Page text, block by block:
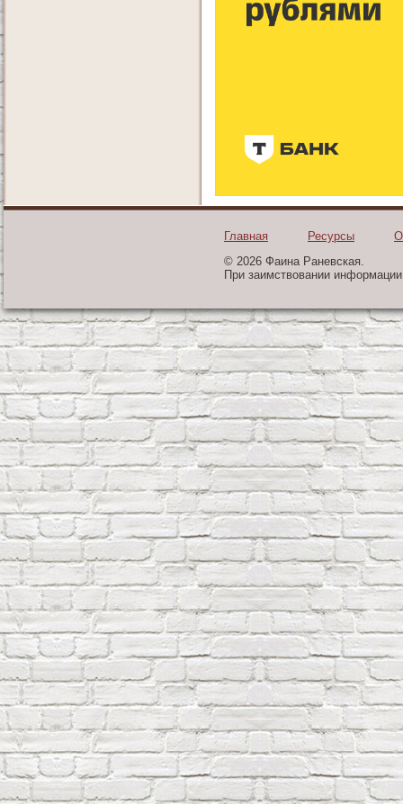
Главная Ресурсы
© 2026 Фаина Раневская.
При заимствовании